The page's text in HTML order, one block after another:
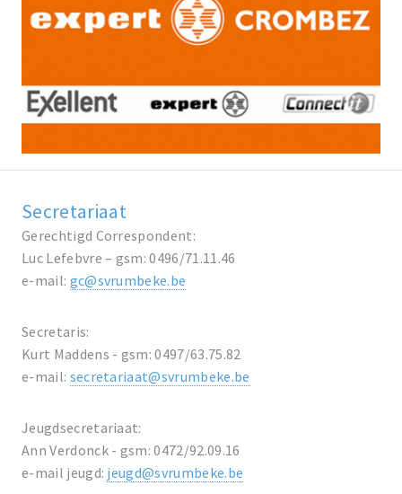
Secretariaat
Gerechtigd Correspondent:
Luc Lefebvre – gsm: 0496/71.11.46
e-mail: gc@svrumbeke.be
Secretaris:
Kurt Maddens - gsm: 0497/63.75.82
e-mail: secretariaat@svrumbeke.be
Jeugdsecretariaat:
Ann Verdonck - gsm: 0472/92.09.16
e-mail jeugd: jeugd@svrumbeke.be